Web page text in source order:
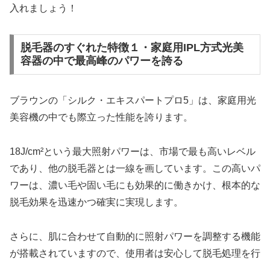
入れましょう！
脱毛器のすぐれた特徴１・家庭用IPL方式光美
容器の中で最高峰のパワーを誇る
ブラウンの「シルク・エキスパートプロ5」は、家庭用光
美容機の中でも際立った性能を誇ります。
18J/cm²という最大照射パワーは、市場で最も高いレベル
であり、他の脱毛器とは一線を画しています。この高いパ
ワーは、濃い毛や固い毛にも効果的に働きかけ、根本的な
脱毛効果を迅速かつ確実に実現します。
さらに、肌に合わせて自動的に照射パワーを調整する機能
が搭載されていますので、使用者は安心して脱毛処理を行